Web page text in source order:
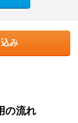
み
の流れ